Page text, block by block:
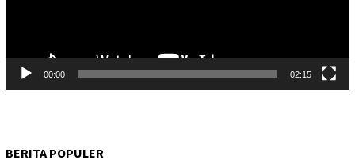
00:00 02:15
BERITA POPULER